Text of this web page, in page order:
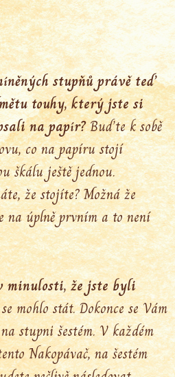
stupňů právě teď
touhy, který jste si
na papír?Buďte k sobě
co na papíru stojí
škálu ještě jednou.
že stojíte? Možná že
na úplně prvním a to není
minulosti, že jste byli
mohlo stát. Dokonce se Vám
stupni šestém. V každém
Nakopávač, na šestém